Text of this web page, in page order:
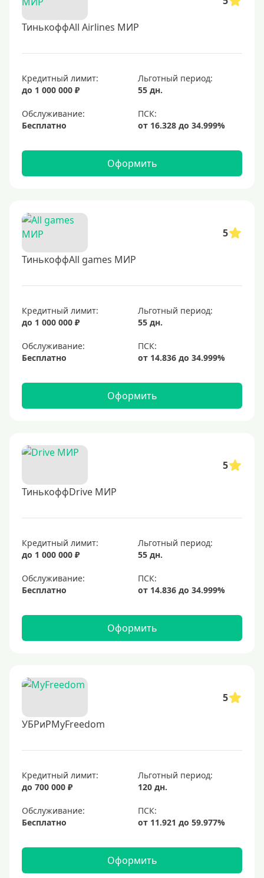
ТинькоффAll Airlines МИР
Кредитный лимит:
до 1 000 000 ₽
Льготный период:
55 дн.
Обслуживание:
Бесплатно
Оформить
5
ТинькоффAll games МИР
Кредитный лимит:
до 1 000 000 ₽
Льготный период:
55 дн.
Обслуживание:
Бесплатно
Оформить
5
ТинькоффDrive МИР
Кредитный лимит:
до 1 000 000 ₽
Льготный период:
55 дн.
Обслуживание:
Бесплатно
Оформить
5
УБРиРMyFreedom
Кредитный лимит:
до 700 000 ₽
Льготный период:
120 дн.
Обслуживание:
Бесплатно
Оформить